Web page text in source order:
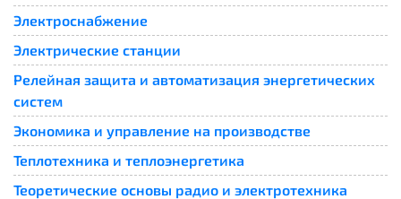
Электроснабжение
Электрические станции
Релейная защита и автоматизация энергетических
систем
Экономика и управление на производстве
Теплотехника и теплоэнергетика
Теоретические основы радио и электротехника